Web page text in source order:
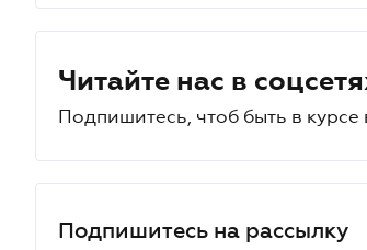
Читайте нас в
Подпишитесь, чтоб быть в курсе
Подпишитесь на рассылку